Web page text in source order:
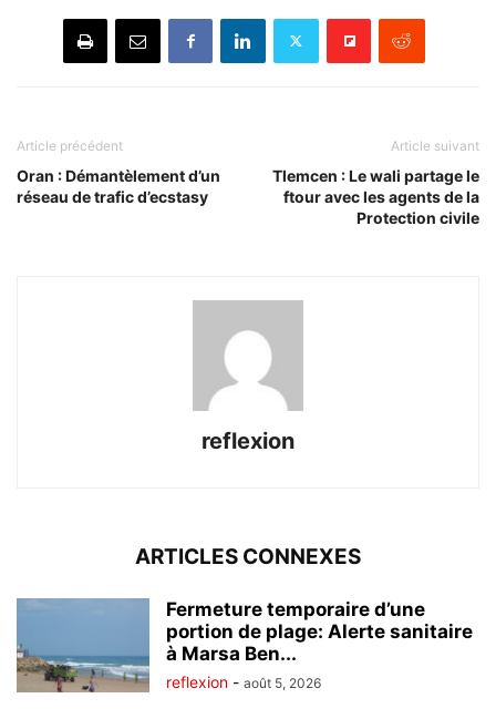
Article précédent
Oran : Démantèlement d’un
réseau de trafic d’ecstasy
Article suivant
Tlemcen : Le wali partage le
ftour avec les agents de la
Protection civile
reflexion
ARTICLES CONNEXES
Fermeture temporaire d’une
portion de plage: Alerte sanitaire
à Marsa Ben...
reflexion - août 5, 2026